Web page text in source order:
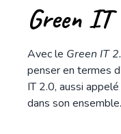
Green
Avec le Green IT
penser en termes
IT 2.0, aussi appelé
dans son ensemble.